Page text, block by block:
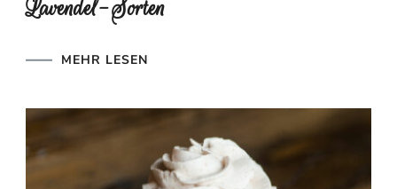
Lavendel-Sorten
MEHR LESEN